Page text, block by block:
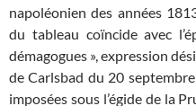
napoléonien des années
du tableau coïncide avec
démagogues », expression
de Carlsbad du 20
imposées sous l’égide de la